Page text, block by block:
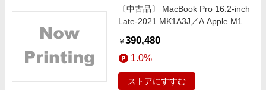
生活・お役立ち
金融・マネー・保険
デジタルコンテンツ
ビジネス・その他サービス
Samsung ボーナスキャンペーン
週末の高還元 夏の長期版
〔中古品〕 MacBook Pro 16.2-inch
Late-2021 MK1A3J／A Apple M1
64GB SSD4TB スペースグレイ
〔26.3 Tahoe〕
￥ 390,480
1.0%
ストアにすすむ